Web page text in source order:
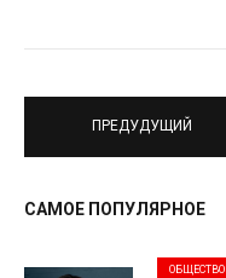
ПРЕДУДУЩИЙ
САМОЕ ПОПУЛЯРНОЕ
ОБЩЕСТВО